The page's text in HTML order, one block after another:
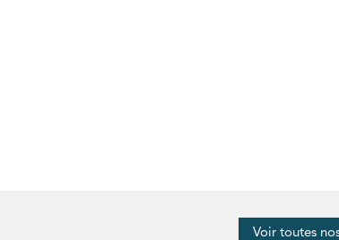
Voir toutes